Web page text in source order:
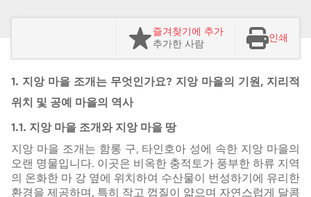
즐겨찾기에 추가
추가한 사람
인쇄
1. 지앙 마을 조개는 무엇인가요? 지앙 마을의 기원, 지리적
위치 및 공예 마을의 역사
1.1. 지앙 마을 조개와 지앙 마을 땅
지앙 마을 조개는 함롱 구, 타인호아 성에 속한 지앙 마을의
오랜 명물입니다. 이곳은 비옥한 충적토가 풍부한 하류 지역
의 온화한 마 강 옆에 위치하여 수산물이 번성하기에 유리한
환경을 제공하며, 특히 작고 껍질이 얇으며 자연스럽게 달콤